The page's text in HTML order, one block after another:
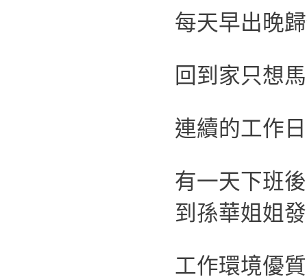
每天早出晚
回到家只想
連續的工作
有一天下班
到孫華姐姐
工作環境優